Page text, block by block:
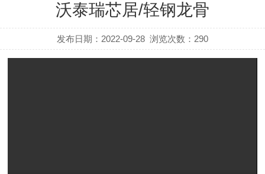
沃泰瑞芯居/轻钢龙骨
发布日期：2022-09-28 浏览次数：290